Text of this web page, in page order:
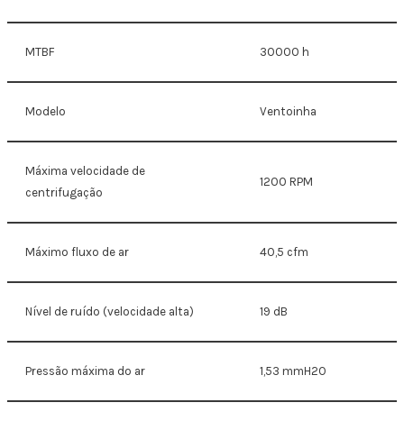
MTBF 30000 h
Modelo Ventoinha
Máxima velocidade de
centrifugação
1200 RPM
Máximo fluxo de ar 40,5 cfm
Nível de ruído (velocidade alta) 19 dB
Pressão máxima do ar 1,53 mmH2O